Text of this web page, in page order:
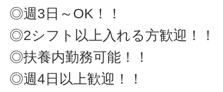
◎週3日～OK！！
◎2シフト以上入れる方歓迎！！
◎扶養内勤務可能！！
◎週4日以上歓迎！！